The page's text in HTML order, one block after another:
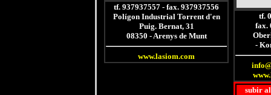
tf. 937937557 - fax. 937937556
Polígon Industrial Torrent d'en
Puig. Bernat, 31
08350 - Arenys de Munt
www.lasiom.com
tf.
fax.
-
subir